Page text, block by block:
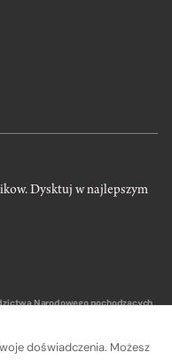
Dysktuj w najlepszym
Narodowego pochodzących
doświadczenia. Możesz